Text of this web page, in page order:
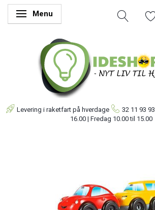
Skifte navigation
Menu
Levering i raketfart på hverdage 32 11 93 93
16.00 | Fredag 10.00 til 15.00